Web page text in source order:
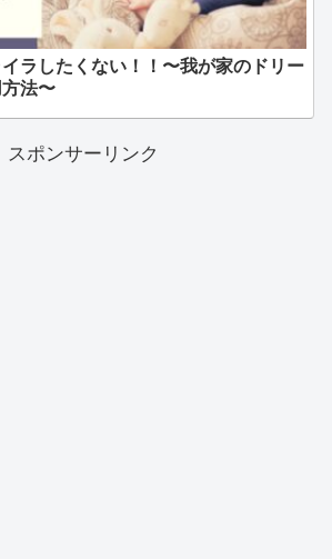
ラしたくない！！〜我が家のドリー
法〜
スポンサーリンク